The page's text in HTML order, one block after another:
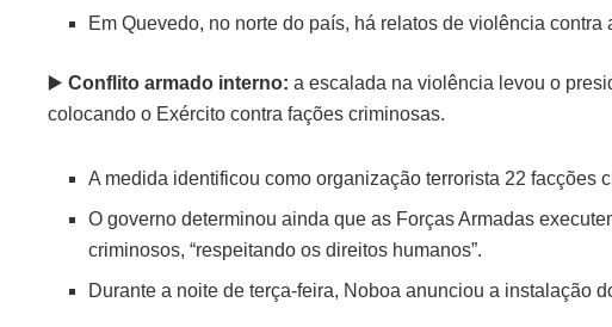
Em Quevedo, no norte do país, há relatos de violência
▶️ Conflito armado interno: a escalada na violência levou o
colocando o Exército contra fações criminosas.
A medida identificou como organização terrorista 22 facções
O governo determinou ainda que as Forças Armadas
criminosos, “respeitando os direitos humanos”.
Durante a noite de terça-feira, Noboa anunciou a instalação